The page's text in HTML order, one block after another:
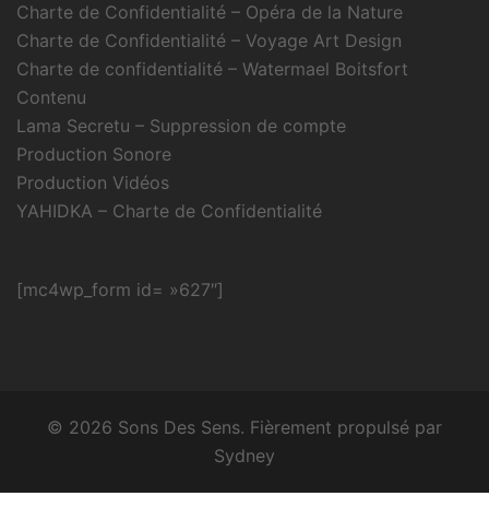
Charte de Confidentialité – Opéra de la Nature
Charte de Confidentialité – Voyage Art Design
Charte de confidentialité – Watermael Boitsfort
Contenu
Lama Secretu – Suppression de compte
Production Sonore
Production Vidéos
YAHIDKA – Charte de Confidentialité
[mc4wp_form id= »627″]
© 2026 Sons Des Sens. Fièrement propulsé par
Sydney